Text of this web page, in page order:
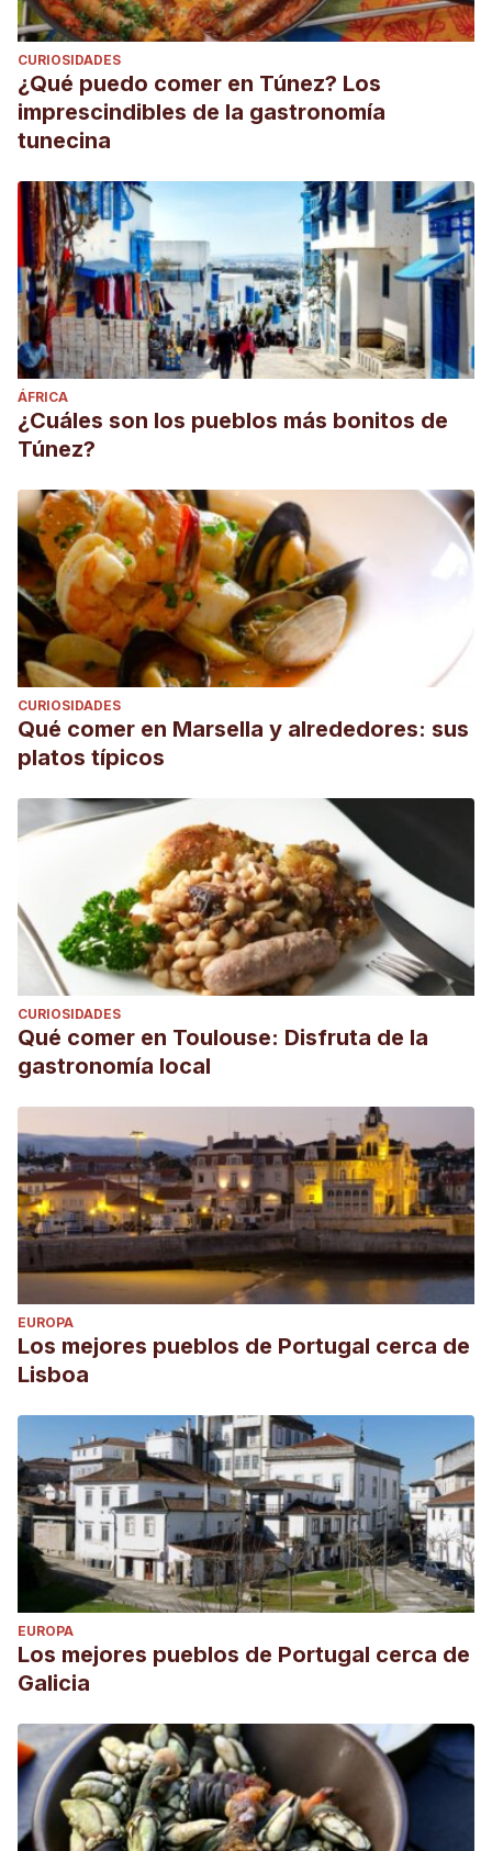
CURIOSIDADES
¿Qué puedo comer en Túnez? Los
imprescindibles de la gastronomía
tunecina
ÁFRICA
¿Cuáles son los pueblos más bonitos de
Túnez?
CURIOSIDADES
Qué comer en Marsella y alrededores: sus
platos típicos
CURIOSIDADES
Qué comer en Toulouse: Disfruta de la
gastronomía local
EUROPA
Los mejores pueblos de Portugal cerca de
Lisboa
EUROPA
Los mejores pueblos de Portugal cerca de
Galicia